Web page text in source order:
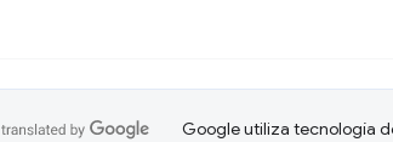
Google utiliza tecnología